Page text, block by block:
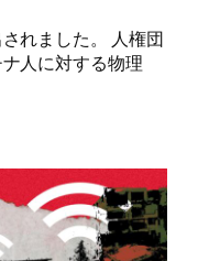
れました。 人権団
人に対する物理